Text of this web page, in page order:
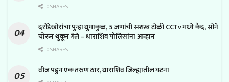
0 SHARES
दरोडेखोरांचा पुन्हा धुमाकुळ, 5 जणांची सशस्त्र टोळी CCTv मध्ये कैद, सोने
चोरून थुकून गेले – धाराशिव पोलिसांना आव्हान
0 SHARES
वीज पडुन एक तरुण ठार, धाराशिव जिल्ह्यातील घटना